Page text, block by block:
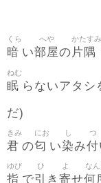
暗
くら
い部屋
へや
の片隅
かたすみ
眠
ねむ
らないアタシ
だ)
君
きみ
の匂
にお
い染
し
み付
つ
指
ゆび
で引
ひ
き 寄
よ
せ何
な